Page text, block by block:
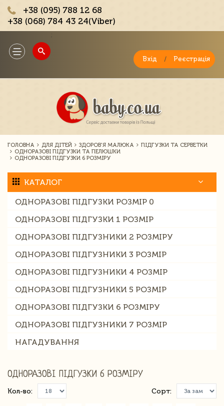
+38 (095) 788 12 68
+38 (068) 784 43 24(Viber)
Toggle
navigation
Вхід / Реєстрація
ГОЛОВНА ДЛЯ ДІТЕЙ ЗДОРОВ'Я МАЛЮКА
ПІДГУЗКИ ТА СЕРВЕТКИ
ОДНОРАЗОВІ ПІДГУЗКИ ТА ПЕЛЮШКИ
ОДНОРАЗОВІ ПІДГУЗКИ 6 РОЗМІРУ
КАТАЛОГ
ОДНОРАЗОВІ ПІДГУЗКИ РОЗМІР 0
ОДНОРАЗОВІ ПІДГУЗКИ 1 РОЗМІР
ОДНОРАЗОВІ ПІДГУЗНИКИ 2 РОЗМІРУ
ОДНОРАЗОВІ ПІДГУЗНИКИ 3 РОЗМІР
ОДНОРАЗОВІ ПІДГУЗНИКИ 4 РОЗМІР
ОДНОРАЗОВІ ПІДГУЗНИКИ 5 РОЗМІР
ОДНОРАЗОВІ ПІДГУЗКИ 6 РОЗМІРУ
ОДНОРАЗОВІ ПІДГУЗНИКИ 7 РОЗМІР
НАГАДУВАННЯ
ОДНОРАЗОВІ ПІДГУЗКИ 6 РОЗМІРУ
Кол-во: Сорт: